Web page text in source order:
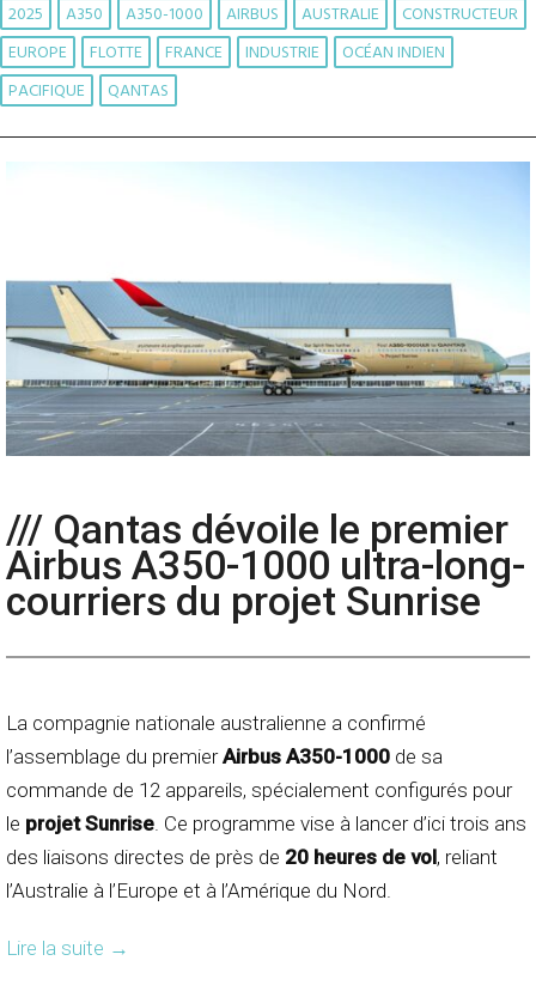
2025 A350 A350-1000 AIRBUS AUSTRALIE
CONSTRUCTEUR
EUROPE
FLOTTE FRANCE INDUSTRIE
OCÉAN INDIEN
PACIFIQUE
QANTAS
/// Qantas dévoile le premier
Airbus A350-1000 ultra-long-
courriers du projet Sunrise
La compagnie nationale australienne a confirmé
l’assemblage du premierAirbus A350-1000 de sa
commande de 12 appareils, spécialement configurés pour
le projet Sunrise. Ce programme vise à lancer d’ici trois ans
des liaisons directes de près de 20 heures de vol, reliant
l’Australie à l’Europe et à l’Amérique du Nord.
Lire la suite →